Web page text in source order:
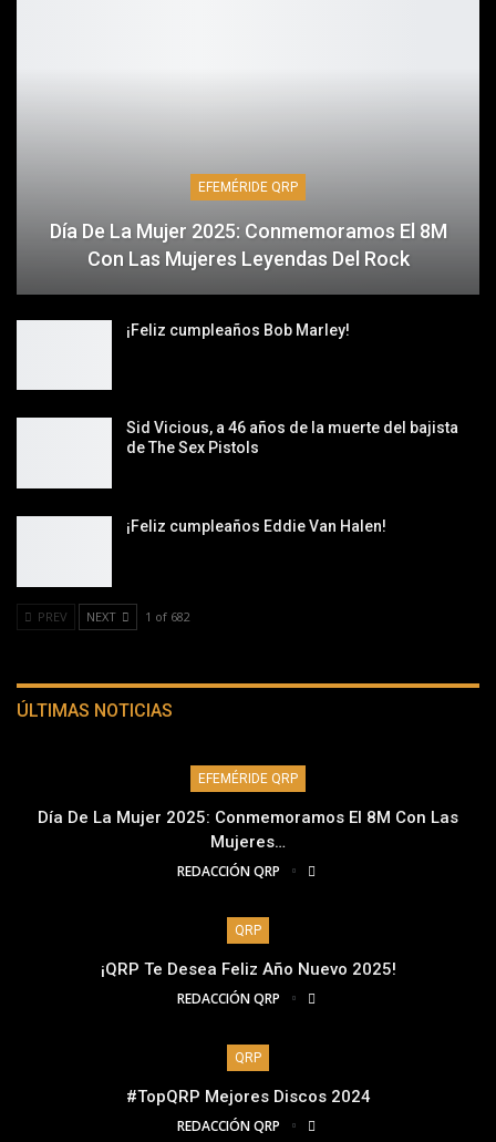
EFEMÉRIDE QRP
Día De La Mujer 2025: Conmemoramos El 8M
Con Las Mujeres Leyendas Del Rock
¡Feliz cumpleaños Bob Marley!
Sid Vicious, a 46 años de la muerte del bajista
de The Sex Pistols
¡Feliz cumpleaños Eddie Van Halen!
PREV NEXT 1 of 682
ÚLTIMAS NOTICIAS
EFEMÉRIDE QRP
Día De La Mujer 2025: Conmemoramos El 8M Con Las
Mujeres…
REDACCIÓN QRP
QRP
¡QRP Te Desea Feliz Año Nuevo 2025!
REDACCIÓN QRP
QRP
#TopQRP Mejores Discos 2024
REDACCIÓN QRP